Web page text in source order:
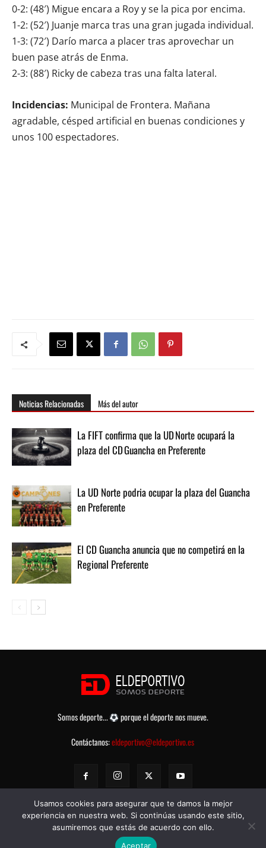
0-2: (48′) Migue encara a Roy y se la pica por encima.
1-2: (52′) Juanje marca tras una gran jugada individual.
1-3: (72′) Darío marca a placer tras aprovechar un
buen pase atrás de Enma.
2-3: (88′) Ricky de cabeza tras una falta lateral.
Incidencias: Municipal de Frontera. Mañana
agradable, césped artificial en buenas condiciones y
unos 100 espectadores.
Noticias Relacionadas Más del autor
La FIFT confirma que la UD Norte ocupará la
plaza del CD Guancha en Preferente
La UD Norte podria ocupar la plaza del Guancha
en Preferente
El CD Guancha anuncia que no competirá en la
Regional Preferente
Somos deporte...
porque el deporte nos mueve.
Contáctanos:eldeportivo@eldeportivo.es
© eldeportivo.es 2008 - 2025 Todos los Derechos Reservados -
Usamos cookies para asegurar que te damos la mejor
experiencia en nuestra web. Si continúas usando este sitio,
asumiremos que estás de acuerdo con ello.
Aceptar